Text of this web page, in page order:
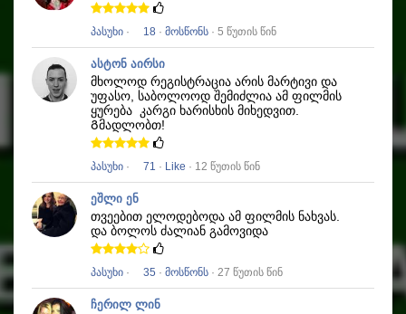
პასუხი · 18 · მოსწონს · 5 წუთის წინ
ასტონ აირსი
მხოლოდ რეგისტრაცია არის მარტივი და
უფასო, საბოლოოდ შემიძლია ამ ფილმის
ყურება კარგი ხარისხის მიხედვით.
Გმადლობთ!
პასუხი · 71 · Like · 12 წუთის წინ
ეშლი ენ
თვეებით ელოდებოდა ამ ფილმის ნახვას.
და ბოლოს ძალიან გამოვიდა
პასუხი · 35 · მოსწონს · 27 წუთის წინ
ჩერილ ლინ